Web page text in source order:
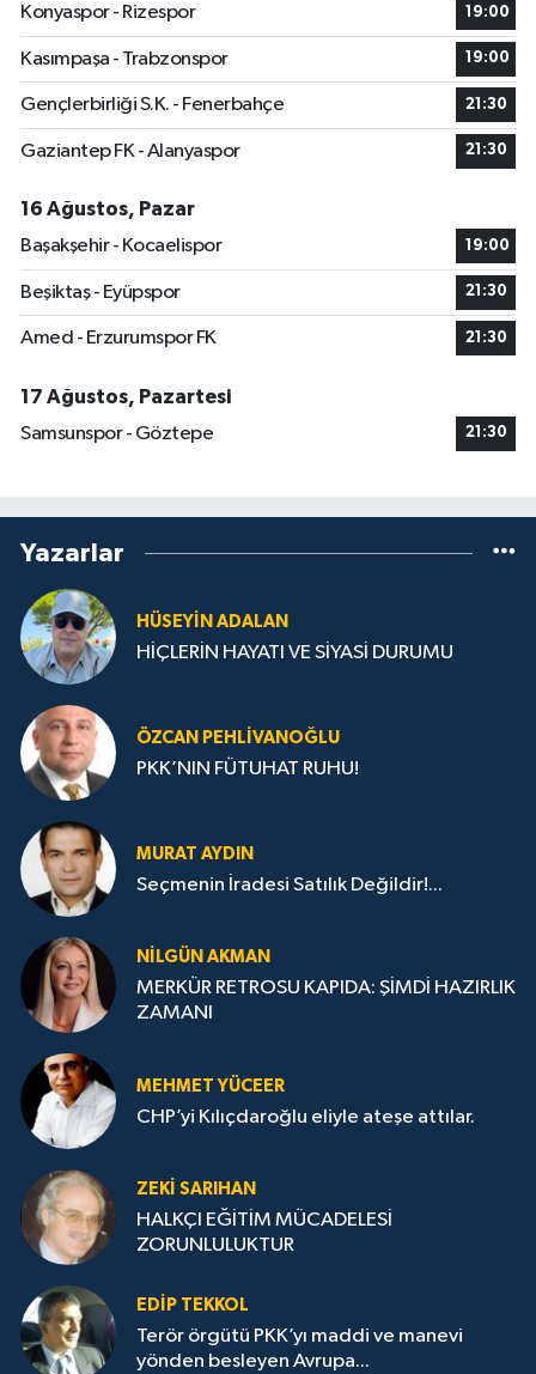
Konyaspor - Rizespor
19:00
Kasımpaşa - Trabzonspor 19:00
Gençlerbirliği S.K. - Fenerbahçe 21:30
Gaziantep FK - Alanyaspor 21:30
16 Ağustos, Pazar
Başakşehir - Kocaelispor
19:00
Beşiktaş - Eyüpspor 21:30
Amed - Erzurumspor FK 21:30
17 Ağustos, Pazartesi
Samsunspor - Göztepe
21:30
Yazarlar
HÜSEYIN ADALAN
HİÇLERİN HAYATI VE SİYASİ DURUMU
ÖZCAN PEHLIVANOĞLU
PKK’NIN FÜTUHAT RUHU!
MURAT AYDIN
Seçmenin İradesi Satılık Değildir!...
NILGÜN AKMAN
MERKÜR RETROSU KAPIDA: ŞİMDİ HAZIRLIK
ZAMANI
MEHMET YÜCEER
CHP’yi Kılıçdaroğlu eliyle ateşe attılar.
ZEKI SARIHAN
HALKÇI EĞİTİM MÜCADELESİ
ZORUNLULUKTUR
EDIP TEKKOL
Terör örgütü PKK’yı maddi ve manevi
yönden besleyen Avrupa...